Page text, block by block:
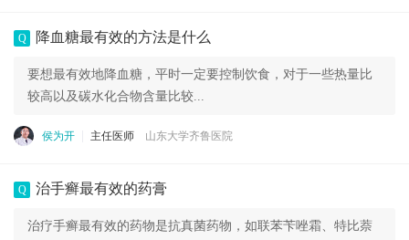
Q 降血糖最有效的方法是什么
要想最有效地降血糖，平时一定要控制饮食，对于一些热量比
较高以及碳水化合物含量比较...
侯为开 主任医师 山东大学齐鲁医院
Q 治手癣最有效的药膏
治疗手癣最有效的药物是抗真菌药物，如联苯苄唑霜、特比萘